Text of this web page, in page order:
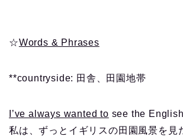
☆Words & Phrases
**countryside: 田舎、田園地帯
I’ve always wanted to see the
私は、ずっとイギリスの田園風景を見